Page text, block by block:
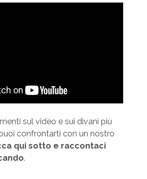
sul video e sui divani più
confrontarti con un nostro
qui sotto e raccontaci
.